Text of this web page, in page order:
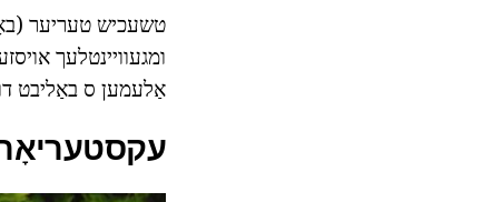
טשעכיש טעריער
ומגעוויינטלעך
אַלעמען ס באַליבט
עקסטעריאָר